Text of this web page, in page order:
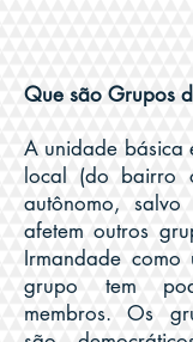
Que são Grupos
A unidade básica
local (do bairro
autônomo,
afetem outros
Irmandade como
grupo tem
membros. Os